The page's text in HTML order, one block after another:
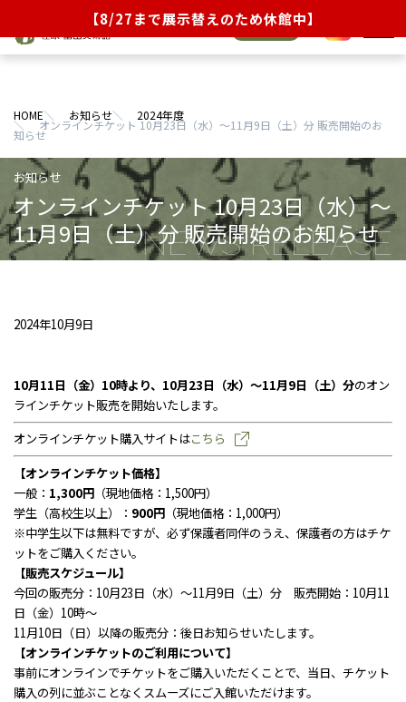
【8/27まで展示替えのため休館中】
オンライン
チケット JA
イベント・ラーニング
当館について
コレクション
来館のご案内
お問い合わせ
個人情報保護方針
サイトのご利用にあたって
荏原畠山記念文化財団について
HOME お知らせ 2024年度
オンラインチケット 10月23日（水）～11月9日（土）分 販売開始のお
知らせ
オンラインチケット 10月23日（水）～
11月9日（土）分 販売開始のお知らせ
2024年10月9日
10月11日（金）10時より、10月23日（水）～11月9日（土）分のオン
ラインチケット販売を開始いたします。
オンラインチケット購入サイトはこちら
【オンラインチケット価格】
一般： 1,300円 （現地価格：1,500円）
学生（高校生以上）： 900円 （現地価格：1,000円）
※中学生以下は無料ですが、必ず保護者同伴のうえ、保護者の方はチケ
ットをご購入ください。
【販売スケジュール】
今回の販売分：10月23日（水）～11月9日（土）分 販売開始：10月11
日（金）10時～
11月10日（日）以降の販売分：後日お知らせいたします。
【オンラインチケットのご利用について】
事前にオンラインでチケットをご購入いただくことで、当日、チケット
購入の列に並ぶことなくスムーズにご入館いただけます。